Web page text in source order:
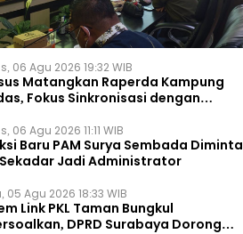
06 Agu 2026 19:32 WIB
Matangkan Raperda Kampung
Fokus Sinkronisasi dengan
06 Agu 2026 11:11 WIB
Baru PAM Surya Sembada Diminta
Jadi Administrator
05 Agu 2026 18:33 WIB
Link PKL Taman Bungkul
DPRD Surabaya Dorong